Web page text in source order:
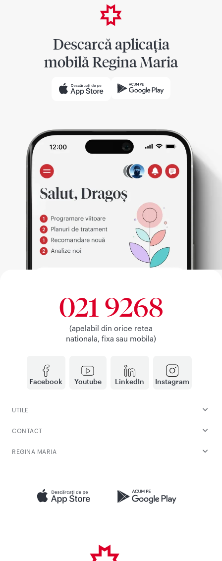
Descarcă aplicația
mobilă Regina Maria
Facebook Youtube LinkedIn Instagram
021 9268
(apelabil din orice retea
nationala, fixa sau mobila)
UTILE
CONTACT
REGINA MARIA